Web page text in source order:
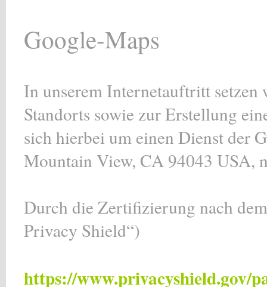
Google-Maps
In unserem Internetauftritt
Standorts sowie zur Erstellung
sich hierbei um einen Dienst der
Mountain View, CA 94043 USA,
Durch die Zertifizierung nach
Privacy Shield“)
https://www.privacyshield.gov/